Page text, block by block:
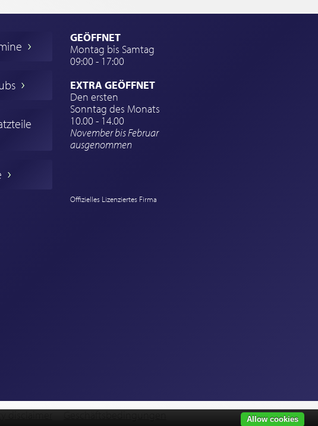
GEÖFFNET
Montag bis Samtag
09:00 - 17:00
EXTRA GEÖFFNET
Den ersten
Sonntag des Monats
10.00 - 14.00
November bis Februar
ausgenommen
Offizielles Lizenziertes Firma
Allow cookies